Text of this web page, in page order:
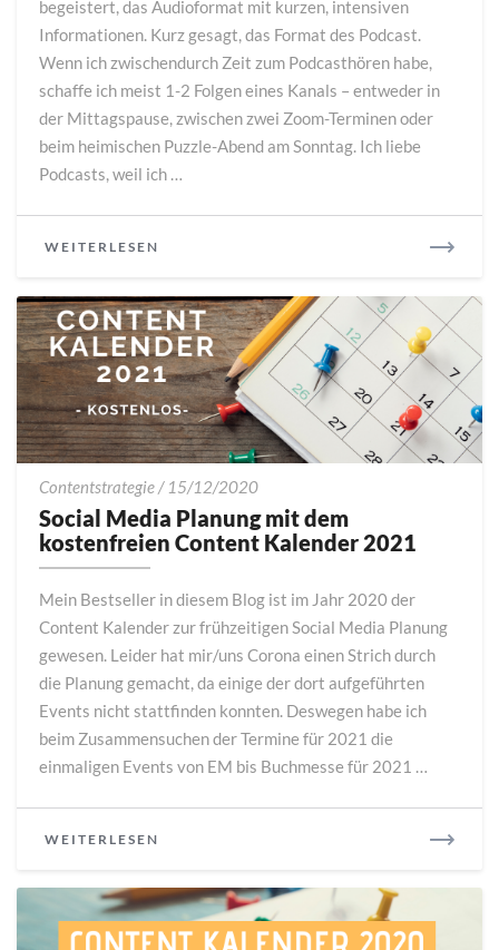
TOP
10
begeistert, das Audioformat mit kurzen, intensiven
Informationen. Kurz gesagt, das Format des Podcast.
Wenn ich zwischendurch Zeit zum Podcasthören habe,
schaffe ich meist 1-2 Folgen eines Kanals – entweder in
der Mittagspause, zwischen zwei Zoom-Terminen oder
beim heimischen Puzzle-Abend am Sonntag. Ich liebe
Podcasts, weil ich …
WEITERLESEN
Contentstrategie / 15/12/2020Social
Media
Planung
mit
kostenfreien
Content
Kalender
2021
Social Media Planung mit dem
kostenfreien Content Kalender 2021
Mein Bestseller in diesem Blog ist im Jahr 2020 der
Content Kalender zur frühzeitigen Social Media Planung
gewesen. Leider hat mir/uns Corona einen Strich durch
die Planung gemacht, da einige der dort aufgeführten
Events nicht stattfinden konnten. Deswegen habe ich
beim Zusammensuchen der Termine für 2021 die
einmaligen Events von EM bis Buchmesse für 2021 …
WEITERLESEN